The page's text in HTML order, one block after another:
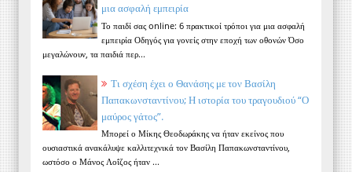
μια ασφαλή εμπειρία
Το παιδί σας online: 6 πρακτικοί τρόποι για μια ασφαλή
εμπειρία Οδηγός για γονείς στην εποχή των οθονών Όσο
μεγαλώνουν, τα παιδιά περ...
Τι σχέση έχει ο Θανάσης με τον Βασίλη
Παπακωνσταντίνου; Η ιστορία του τραγουδιού “Ο
μαύρος γάτος”.
Μπορεί ο Μίκης Θεοδωράκης να ήταν εκείνος που
ουσιαστικά ανακάλυψε καλλιτεχνικά τον Βασίλη Παπακωνσταντίνου,
ωστόσο ο Μάνος Λοΐζος ήταν ...